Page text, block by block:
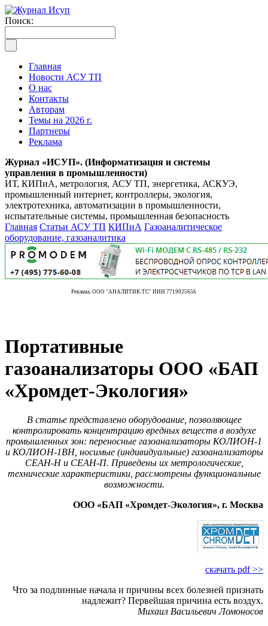
Поиск:
Главная
Новости АСУ ТП
О нас
Контакты
Авторам
Темы на 2026 г.
Партнеры
Реклама
Журнал «ИСУП». (Информатизация и системы
управления в промышленности)
ИТ, КИПиА, метрология, АСУ ТП, энергетика, АСКУЭ,
промышленный интернет, контроллеры, экология,
электротехника, автоматизации в промышленности,
испытательные системы, промышленная безопасность
Главная Статьи АСУ ТП КИПиА Газоаналитическое
оборудование, газоаналитика
Реклама. ООО "АНАЛИТИК-ТС" ИНН 7719025656
Портативные
газоанализаторы ООО «БАП
«Хромдет-Экология»
В статье представлено оборудование, позволяющее
контролировать концентрацию вредных веществ в воздухе
промышленных зон: переносные газоанализаторы КОЛИОН‑1
и КОЛИОН‑1ВН, носимые (индивидуальные) газоанализаторы
СЕАН-Н и СЕАН-П. Приведены их метрологические,
технические характеристики, рассмотрены функциональные
возможности.
ООО «БАП «Хромдет-Экология», г. Москва
скачать pdf >>
Что за подлинные начала и причины всех болезней признать
надлежит? Первейшая причина есть воздух.
Михаил Васильевич Ломоносов